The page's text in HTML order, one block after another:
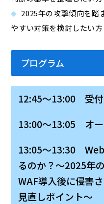
2025年の攻撃傾向を踏
やすい対策を検討したい方
プログラム
12:45～13:00 受付
13:00～13:05 オー
13:05～13:30
るのか？～2025年
WAF導入後に侵害
見直しポイント～